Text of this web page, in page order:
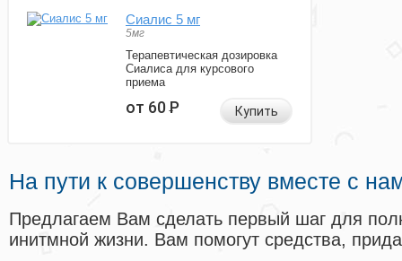
Сиалис 5 мг
5мг
Терапевтическая дозировка
Сиалиса для курсового
приема
от 60Р Купить
На пути к совершенству вместе с
Предлагаем Вам сделать первый шаг для
инитмной жизни. Вам помогут средства,